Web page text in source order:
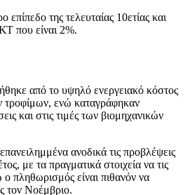
επίπεδο της τελευταίας 10ετίας και
που είναι 2%.
από το υψηλό ενεργειακό κόστος
τροφίμων, ενώ καταγράφηκαν
και στις τιμές των βιομηχανικών
ανοδικά τις προβλέψεις
με τα πραγματικά στοιχεία να τις
πληθωρισμός είναι πιθανόν να
τον Νοέμβριο.